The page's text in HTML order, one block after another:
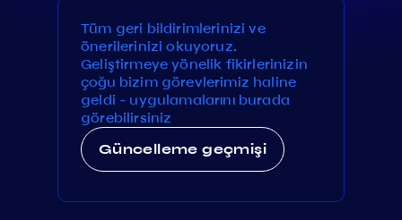
Tüm geri bildirimlerinizi ve
önerilerinizi okuyoruz.
Geliştirmeye yönelik fikirlerinizin
çoğu bizim görevlerimiz haline
geldi - uygulamalarını burada
görebilirsiniz
Güncelleme geçmişi